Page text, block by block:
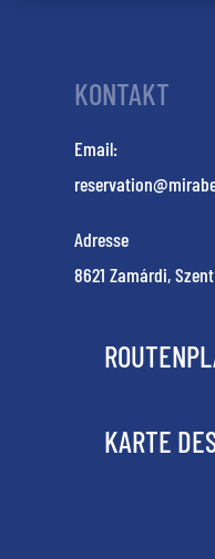
KONTAKT
Email:
Adresse
8621 Zamárdi,
KARTE